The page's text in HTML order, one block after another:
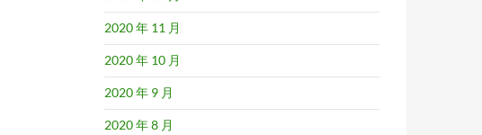
2020 年 11 月
2020 年 10 月
2020 年 9 月
2020 年 8 月